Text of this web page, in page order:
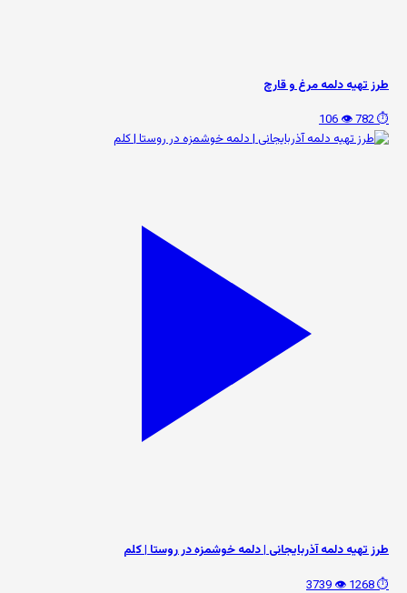
طرز تهیه دلمه مرغ و قارچ
⏱️ 782
👁️ 106
طرز تهیه دلمه آذربایجانی | دلمه خوشمزه در روستا | کلم
⏱️ 1268
👁️ 3739